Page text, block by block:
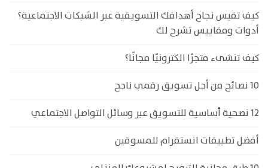
كيف تقيس نجاح أهدافك التسويقية عبر الشبكات الاجتماعية؟
أدوات ومقاييس تشرح لك
كيف تنشىء متجرًا الكترونيًا مجانًا؟
10 نصائح من أجل تسويق رقمي ناجح
12 نصحية أساسية للتسويق عبر وسائل التواصل الاجتماعي
أفضل تطبيقات انستقرام للمسوقين